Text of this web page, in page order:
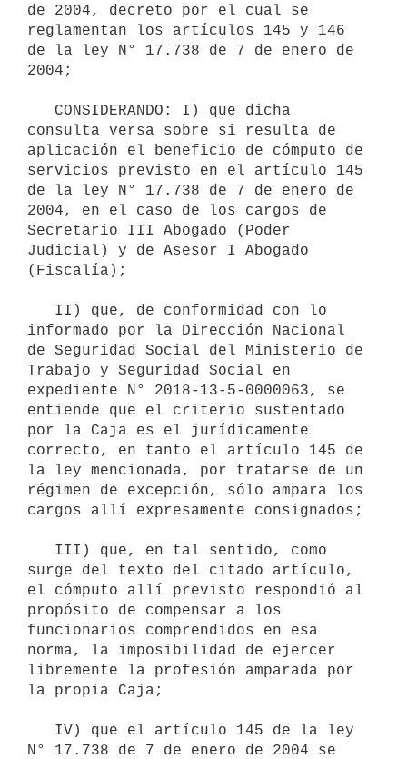
de 2004, decreto por el cual se
reglamentan los artículos 145 y 146
de la ley N° 17.738 de 7 de enero de
2004;
consulta versa sobre si resulta de
aplicación el beneficio de cómputo de
servicios previsto en el artículo 145
de la ley N° 17.738 de 7 de enero de
2004, en el caso de los cargos de
Secretario III Abogado (Poder
Judicial) y de Asesor I Abogado
(Fiscalía);
informado por la Dirección Nacional
de Seguridad Social del Ministerio de
Trabajo y Seguridad Social en
expediente N° 2018-13-5-0000063, se
entiende que el criterio sustentado
por la Caja es el jurídicamente
correcto, en tanto el artículo 145 de
la ley mencionada, por tratarse de un
régimen de excepción, sólo ampara los
cargos allí expresamente consignados;
surge del texto del citado artículo,
el cómputo allí previsto respondió al
propósito de compensar a los
funcionarios comprendidos en esa
norma, la imposibilidad de ejercer
libremente la profesión amparada por
la propia Caja;
N° 17.738 de 7 de enero de 2004 se